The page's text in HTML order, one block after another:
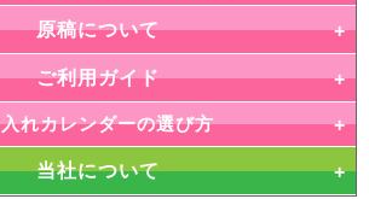
原稿について
ご利用ガイド
れカレンダーの選び方
当社について